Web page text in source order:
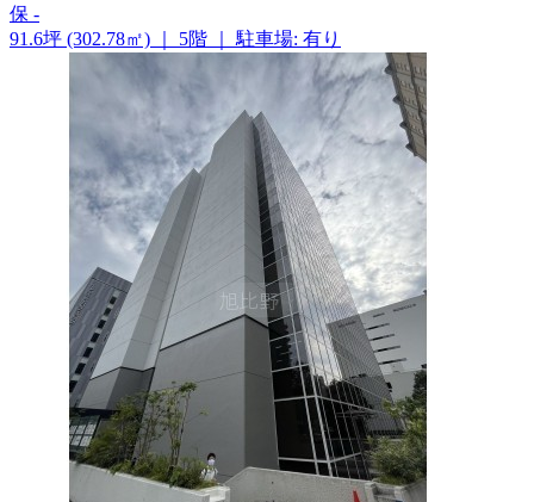
保 -
91.6坪 (302.78㎡)
5階 駐車場: 有り